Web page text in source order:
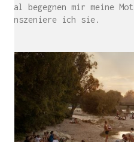
mal begegnen mir meine
inszeniere ich sie.